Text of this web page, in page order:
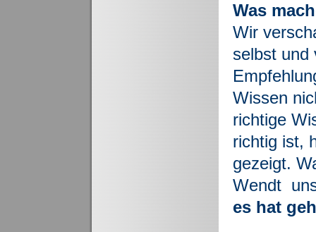
Was
Wir
selbst und
Wissen
richtige
richtig ist,
gezeigt.
Wendt
es hat